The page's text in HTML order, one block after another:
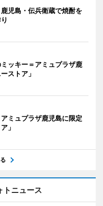
児島・伝兵衛蔵で焼酎を
ッキー＝アミュプラザ鹿
ストア」
ミュプラザ鹿児島に限定
」
トニュース